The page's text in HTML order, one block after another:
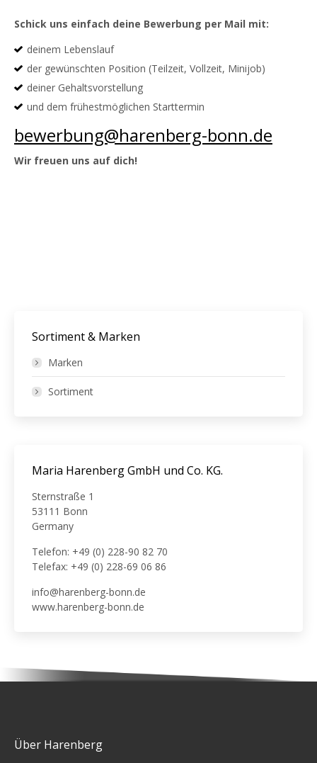
Schick uns einfach deine Bewerbung per Mail mit:
deinem Lebenslauf
der gewünschten Position (Teilzeit, Vollzeit, Minijob)
deiner Gehaltsvorstellung
und dem frühestmöglichen Starttermin
bewerbung@harenberg-bonn.de
Wir freuen uns auf dich!
Sortiment & Marken
Marken
Sortiment
Maria Harenberg GmbH und Co. KG.
Sternstraße 1
53111 Bonn
Germany
Telefon: +49 (0) 228-90 82 70
Telefax: +49 (0) 228-69 06 86
info@harenberg-bonn.de
www.harenberg-bonn.de
Über Harenberg